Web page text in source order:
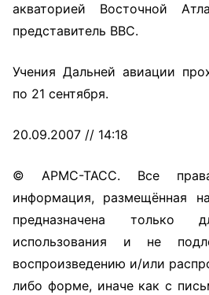
акваторией Восточной
представитель ВВС.
Учения Дальней авиации
по 21 сентября.
20.09.2007 // 14:18
© АРМС-ТАСС. Все
информация, размещённая
предназначена только
использования и не
воспроизведению и/или
либо форме, иначе как с